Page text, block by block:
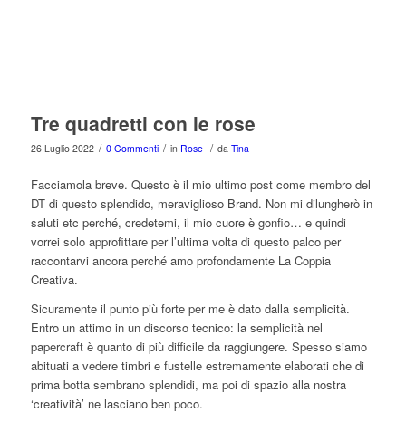
Tre quadretti con le rose
26 Luglio 2022 / 0 Commenti / in Rose / da Tina
Facciamola breve. Questo è il mio ultimo post come membro del
DT di questo splendido, meraviglioso Brand. Non mi dilungherò in
saluti etc perché, credetemi, il mio cuore è gonfio… e quindi
vorrei solo approfittare per l’ultima volta di questo palco per
raccontarvi ancora perché amo profondamente La Coppia
Creativa.
Sicuramente il punto più forte per me è dato dalla semplicità.
Entro un attimo in un discorso tecnico: la semplicità nel
papercraft è quanto di più difficile da raggiungere. Spesso siamo
abituati a vedere timbri e fustelle estremamente elaborati che di
prima botta sembrano splendidi, ma poi di spazio alla nostra
‘creatività’ ne lasciano ben poco.